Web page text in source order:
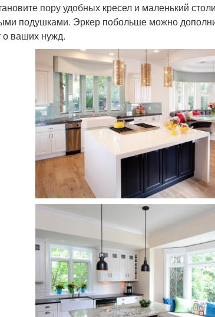
пору удобных кресел и маленький
подушками. Эркер побольше можно
о ваших нужд.